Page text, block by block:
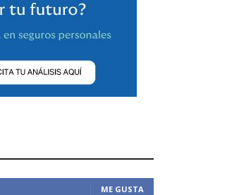
ME GUSTA